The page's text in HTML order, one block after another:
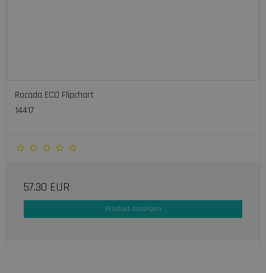
Rocada ECO Flipchart
14417
57.30 EUR
Produkt anzeigen